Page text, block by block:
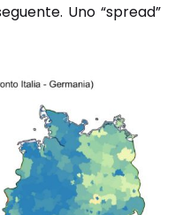
Uno “spread”